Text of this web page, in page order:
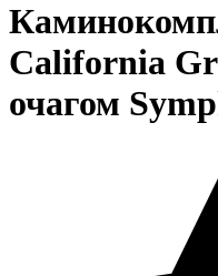
California
очагом